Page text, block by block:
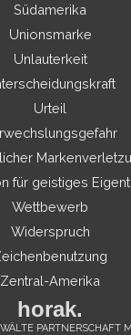
Südamerika
Unionsmarke
Unlauterkeit
Urteil
für geistiges
Wettbewerb
Widerspruch
Zentral-Amerika
horak.
PARTNERSCHAFT